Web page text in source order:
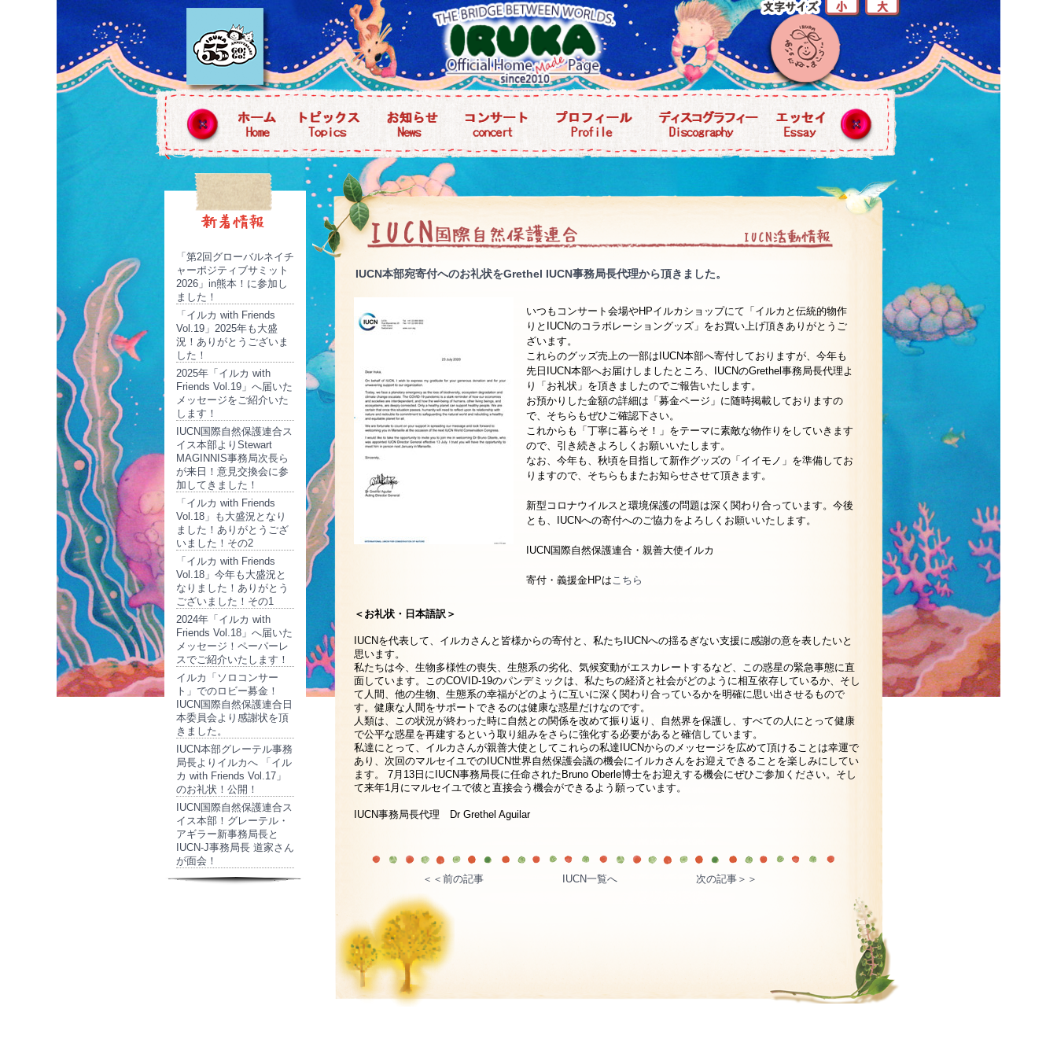
「第2回グローバルネイチ
ャーポジティブサミット
2026」in熊本！に参加し
ました！
「イルカ with Friends
Vol.19」2025年も大盛
況！ありがとうございま
した！
2025年「イルカ with
Friends Vol.19」へ届いた
メッセージをご紹介いた
します！
IUCN国際自然保護連合ス
イス本部よりStewart
MAGINNIS事務局次長ら
が来日！意見交換会に参
加してきました！
「イルカ with Friends
Vol.18」も大盛況となり
ました！ありがとうござ
いました！その2
「イルカ with Friends
Vol.18」今年も大盛況と
なりました！ありがとう
ございました！その1
2024年「イルカ with
Friends Vol.18」へ届いた
メッセージ！ペーパーレ
スでご紹介いたします！
イルカ「ソロコンサー
ト」でのロビー募金！
IUCN国際自然保護連合日
本委員会より感謝状を頂
きました。
IUCN本部グレーテル事務
局長よりイルカへ 「イル
カ with Friends Vol.17」
のお礼状！公開！
IUCN国際自然保護連合ス
イス本部！グレーテル・
アギラー新事務局長と
IUCN-J事務局長 道家さん
が面会！
IUCN本部宛寄付へのお礼状をGrethel IUCN事務局長代理から頂きました。
いつもコンサート会場やHPイルカショップにて「イルカと伝統的物作
りとIUCNのコラボレーショングッズ」をお買い上げ頂きありがとうご
ざいます。
これらのグッズ売上の一部はIUCN本部へ寄付しておりますが、今年も
先日IUCN本部へお届けしましたところ、IUCNのGrethel事務局長代理よ
り「お礼状」を頂きましたのでご報告いたします。
お預かりした金額の詳細は「募金ページ」に随時掲載しておりますの
で、そちらもぜひご確認下さい。
これからも「丁寧に暮らそ！」をテーマに素敵な物作りをしていきます
ので、引き続きよろしくお願いいたします。
なお、今年も、秋頃を目指して新作グッズの「イイモノ」を準備してお
りますので、そちらもまたお知らせさせて頂きます。
新型コロナウイルスと環境保護の問題は深く関わり合っています。今後
とも、IUCNへの寄付へのご協力をよろしくお願いいたします。
IUCN国際自然保護連合・親善大使イルカ
寄付・義援金HPはこちら
＜お礼状・日本語訳＞
IUCNを代表して、イルカさんと皆様からの寄付と、私たちIUCNへの揺るぎない支援に感謝の意を表したいと
思います。
私たちは今、生物多様性の喪失、生態系の劣化、気候変動がエスカレートするなど、この惑星の緊急事態に直
面しています。このCOVID-19のパンデミックは、私たちの経済と社会がどのように相互依存しているか、そし
て人間、他の生物、生態系の幸福がどのように互いに深く関わり合っているかを明確に思い出させるもので
す。健康な人間をサポートできるのは健康な惑星だけなのです。
人類は、この状況が終わった時に自然との関係を改めて振り返り、自然界を保護し、すべての人にとって健康
で公平な惑星を再建するという取り組みをさらに強化する必要があると確信しています。
私達にとって、イルカさんが親善大使としてこれらの私達IUCNからのメッセージを広めて頂けることは幸運で
あり、次回のマルセイユでのIUCN世界自然保護会議の機会にイルカさんをお迎えできることを楽しみにしてい
ます。 7月13日にIUCN事務局長に任命されたBruno Oberle博士をお迎えする機会にぜひご参加ください。そし
て来年1月にマルセイユで彼と直接会う機会ができるよう願っています。
IUCN事務局長代理 Dr Grethel Aguilar
＜＜前の記事 IUCN一覧へ 次の記事＞＞